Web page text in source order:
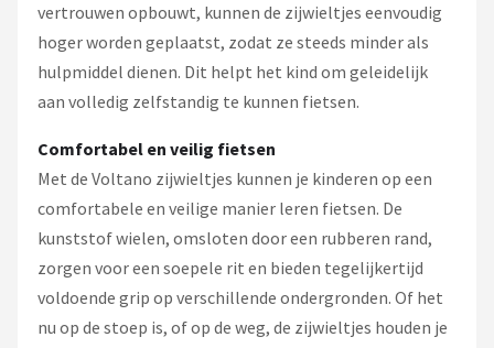
vertrouwen opbouwt, kunnen de zijwieltjes eenvoudig
hoger worden geplaatst, zodat ze steeds minder als
hulpmiddel dienen. Dit helpt het kind om geleidelijk
aan volledig zelfstandig te kunnen fietsen.
Comfortabel en veilig fietsen
Met de Voltano zijwieltjes kunnen je kinderen op een
comfortabele en veilige manier leren fietsen. De
kunststof wielen, omsloten door een rubberen rand,
zorgen voor een soepele rit en bieden tegelijkertijd
voldoende grip op verschillende ondergronden. Of het
nu op de stoep is, of op de weg, de zijwieltjes houden je